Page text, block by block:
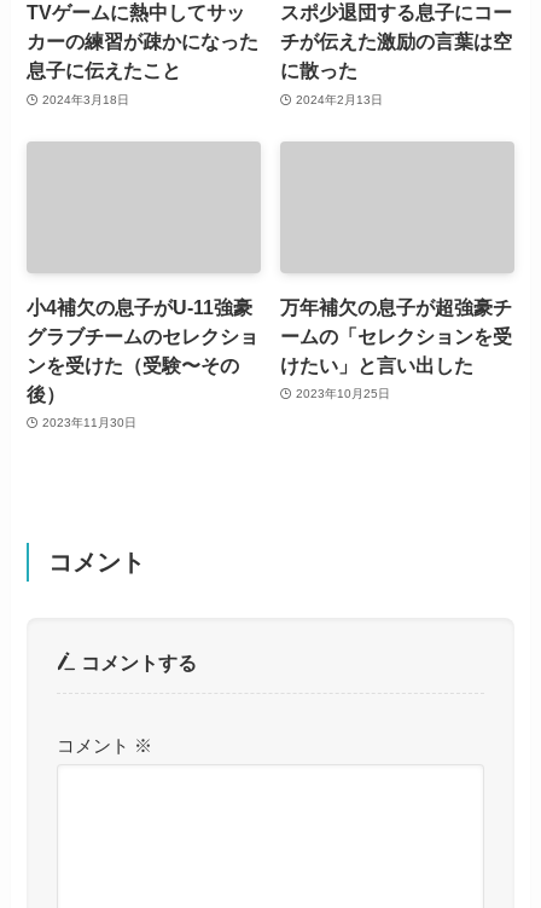
TVゲームに熱中してサッ
カーの練習が疎かになった
息子に伝えたこと
2024年3月18日
スポ少退団する息子にコー
チが伝えた激励の言葉は空
に散った
2024年2月13日
小4補欠の息子がU-11強豪
グラブチームのセレクショ
ンを受けた（受験〜その
後）
2023年11月30日
万年補欠の息子が超強豪チ
ームの「セレクションを受
けたい」と言い出した
2023年10月25日
コメント
コメントする
コメント ※